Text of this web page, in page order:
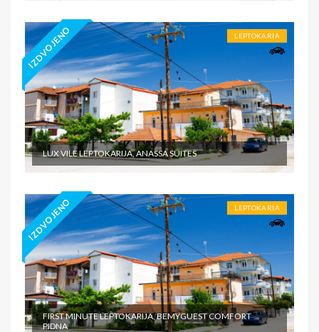
IZDVOJENO LEPTOKARIA
LUX VILE LEPTOKARIJA, ANASSA SUITES
IZDVOJENO LEPTOKARIA
FIRST MINUTE LEPTOKARIJA, BEMYGUEST COMFORT
PIDNA